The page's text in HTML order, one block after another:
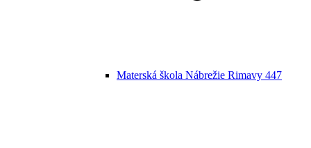
Materská škola Nábrežie Rimavy 447